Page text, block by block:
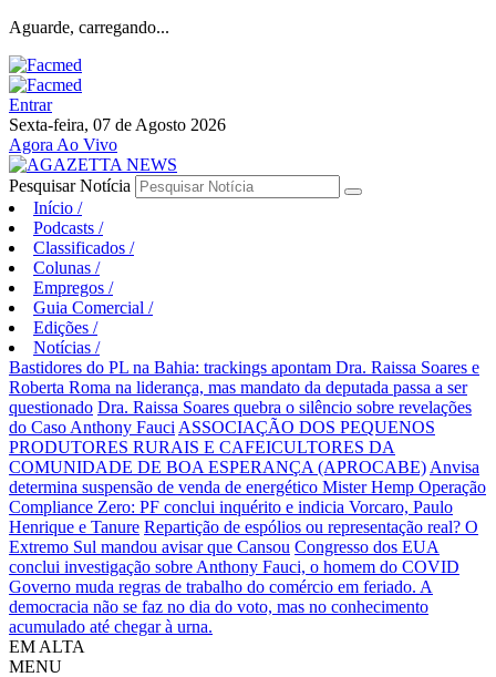
Aguarde, carregando...
Entrar
Sexta-feira, 07 de Agosto 2026
Agora Ao Vivo
Pesquisar Notícia
Início /
Podcasts /
Classificados /
Colunas /
Empregos /
Guia Comercial /
Edições /
Notícias /
Bastidores do PL na Bahia: trackings apontam Dra. Raissa Soares e
Roberta Roma na liderança, mas mandato da deputada passa a ser
questionado Dra. Raissa Soares quebra o silêncio sobre revelações
do Caso Anthony Fauci ASSOCIAÇÃO DOS PEQUENOS
PRODUTORES RURAIS E CAFEICULTORES DA
COMUNIDADE DE BOA ESPERANÇA (APROCABE) Anvisa
determina suspensão de venda de energético Mister Hemp Operação
Compliance Zero: PF conclui inquérito e indicia Vorcaro, Paulo
Henrique e Tanure Repartição de espólios ou representação real? O
Extremo Sul mandou avisar que Cansou Congresso dos EUA
conclui investigação sobre Anthony Fauci, o homem do COVID
Governo muda regras de trabalho do comércio em feriado. A
democracia não se faz no dia do voto, mas no conhecimento
acumulado até chegar à urna.
EM ALTA
MENU